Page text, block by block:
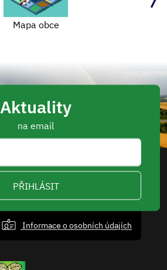
Mapa obce
Aktuality
na email
PŘIHLÁSIT
Informace o osobních údajích